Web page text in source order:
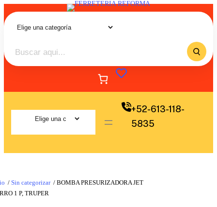
+52-613-118-
5835
/ Sin categorizar / BOMBA PRESURIZADORA JET
1 P, TRUPER